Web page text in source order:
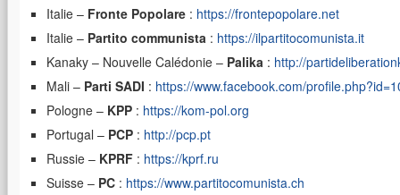
Italie – Fronte Popolare : https://frontepopolare.net
Italie – Partito communista : https://ilpartitocomunista.it
Kanaky – Nouvelle Calédonie – Palika : http://
Mali – Parti SADI : https://www.facebook.com/
Pologne – KPP : https://kom-pol.org
Portugal – PCP : http://pcp.pt
Russie – KPRF : https://kprf.ru
Suisse – PC : https://www.partitocomunista.ch